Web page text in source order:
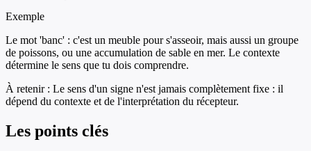
Exemple
Le mot 'banc' : c'est un meuble pour s'asseoir, mais aussi un groupe
de poissons, ou une accumulation de sable en mer. Le contexte
détermine le sens que tu dois comprendre.
À retenir : Le sens d'un signe n'est jamais complètement fixe : il
dépend du contexte et de l'interprétation du récepteur.
Les points clés